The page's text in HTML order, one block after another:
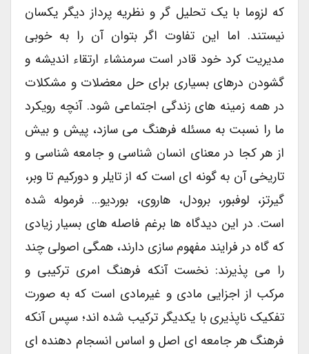
که لزوما با یک تحلیل گر و نظریه پرداز دیگر یکسان
نیستند. اما این تفاوت اگر بتوان آن را به خوبی
مدیریت کرد خود قادر است سرمنشاء ارتقاء اندیشه و
گشودن درهای بسیاری برای حل معضلات و مشکلات
در همه زمینه های زندگی اجتماعی شود. آنچه رویکرد
ما را نسبت به مسئله فرهنگ می سازد، پیش و بیش
از هر کجا در معنای انسان شناسی و جامعه شناسی و
تاریخی آن به گونه ای است که از تایلر و دورکیم تا وبر،
گیرتز، لوفبور، برودل، هاروی، بوردیو… فرموله شده
است. در این دیدگاه ها برغم فاصله های بسیار زیادی
که گاه در فرایند مفهوم سازی دارند، همگی اصولی چند
را می پذیرند: نخست آنکه فرهنگ امری ترکیبی و
مرکب از اجزایی مادی و غیرمادی است که به صورت
تفکیک ناپذیری با یکدیگر ترکیب شده اند؛ سپس آنکه
فرهنگ هر جامعه ای اصل و اساس انسجام دهنده ای